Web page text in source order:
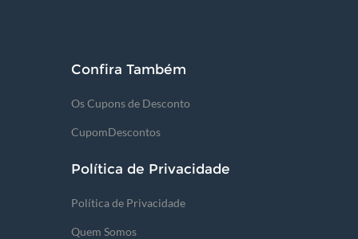
Confira Também
Os Cupons de Desconto
CupomDescontos
Política de Privacidade
Política de Privacidade
Quem Somos